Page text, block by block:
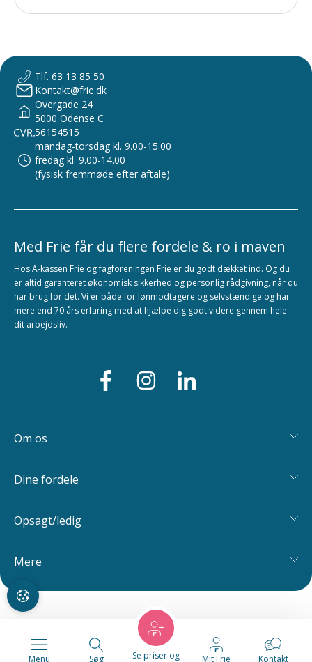
Menu Søg
Se priser og
Mit Frie Kontakt
Tlf. 63 13 85 50
Kontakt@frie.dk
Overgade 24
5000 Odense C
56154515
mandag-torsdag kl. 9.00-15.00
fredag kl. 9.00-14.00
(fysisk fremmøde efter aftale)
Med Frie får du flere fordele & ro i maven
Hos A-kassen Frie og fagforeningen Frie er du godt dækket ind. Og du
er altid garanteret økonomisk sikkerhed og personlig rådgivning, når du
har brug for det. Vi er både for lønmodtagere og selvstændige og har
mere end 70 års erfaring med at hjælpe dig godt videre gennem hele
dit arbejdsliv.
Om os
Dine fordele
Opsagt/ledig
Mere